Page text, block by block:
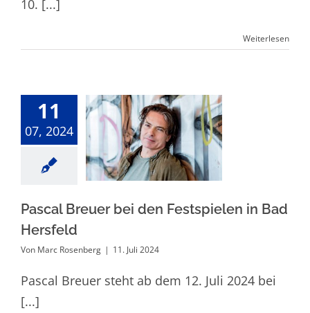
10. [...]
Weiterlesen
11
07, 2024
Pascal Breuer
bei den
Festspielen in
Bad Hersfeld
Pascal Breuer bei den Festspielen in Bad
Hersfeld
Von Marc Rosenberg | 11. Juli 2024
Pascal Breuer steht ab dem 12. Juli 2024 bei
[...]